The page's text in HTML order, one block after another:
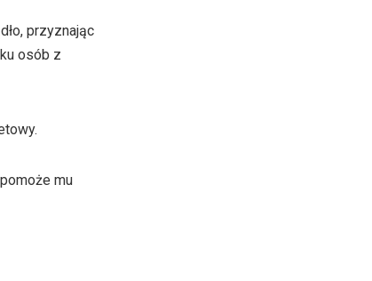
przyznając
osób z
mu